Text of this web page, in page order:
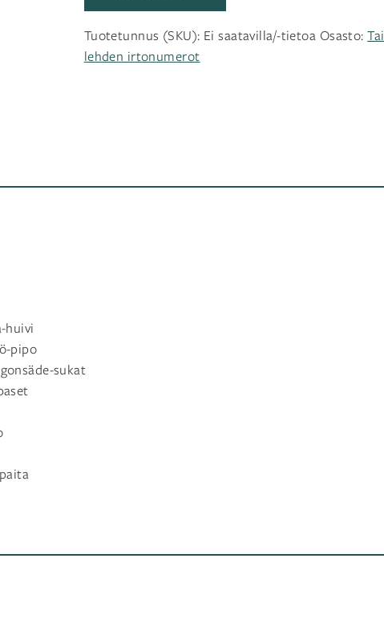
Tuotetunnus (SKU): Ei saatavilla/-tietoa Osasto:
lehden irtonumerot
huivi
pipo
sukat